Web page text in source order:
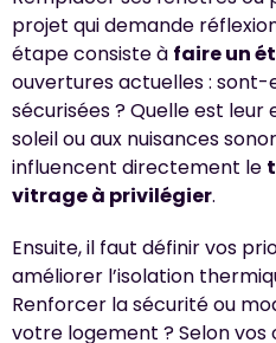
projet qui demande
étape consiste à faire un
ouvertures actuelles : sont-
sécurisées ? Quelle est leur
soleil ou aux nuisances
influencent directement le
vitrage à privilégier.
Ensuite, il faut définir vos
améliorer l’isolation
Renforcer la sécurité ou
votre logement ? Selon